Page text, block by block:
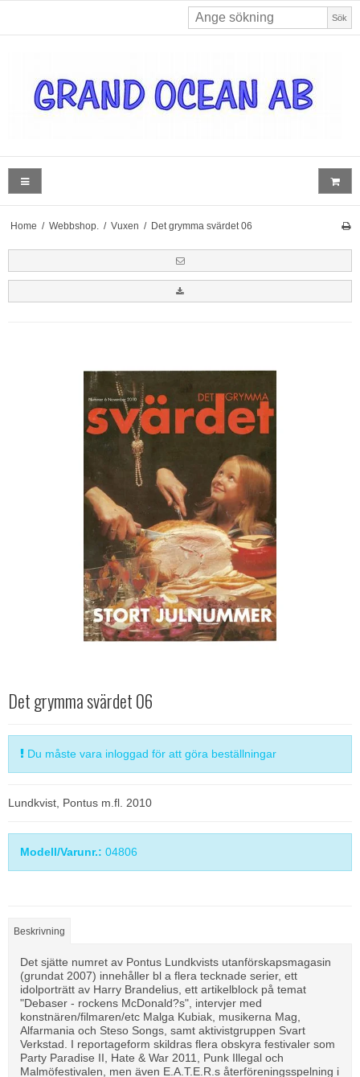
Sök
Home / Webbshop. / Vuxen / Det grymma svärdet 06
Det grymma svärdet 06
Du måste vara inloggad för att göra beställningar
Lundkvist, Pontus m.fl. 2010
Modell/Varunr.: 04806
Beskrivning
Det sjätte numret av Pontus Lundkvists utanförskapsmagasin
(grundat 2007) innehåller bl a flera tecknade serier, ett
idolporträtt av Harry Brandelius, ett artikelblock på temat
"Debaser - rockens McDonald?s", intervjer med
konstnären/filmaren/etc Malga Kubiak, musikerna Mag,
Alfarmania och Steso Songs, samt aktivistgruppen Svart
Verkstad. I reportageform skildras flera obskyra festivaler som
Party Paradise II, Hate & War 2011, Punk Illegal och
Malmöfestivalen, men även E.A.T.E.R.s återföreningsspelning i